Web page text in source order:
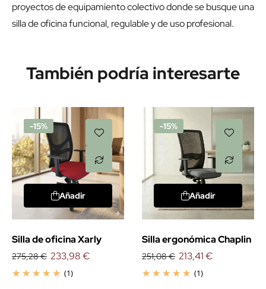
proyectos de equipamiento colectivo donde se busque una
silla de oficina funcional, regulable y de uso profesional.
También podría interesarte
-15%
Añadir
Silla de oficina Xarly
275,28 €
(1)
233,98 €
-15%
Añadir
Silla ergonómica Chaplin
251,08 €
(1)
213,41 €